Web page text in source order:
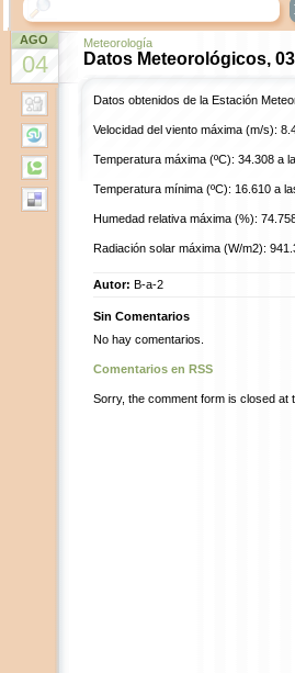
AGO
04
Meteorología
Datos Meteorológicos,
Datos obtenidos de la Estación
Velocidad del viento máxima (m/s):
Temperatura máxima (ºC): 34.308 a
Temperatura mínima (ºC): 16.610 a
Humedad relativa máxima (%): 74.758
Radiación solar máxima (W/m2):
Autor: B-a-2
Sin Comentarios
No hay comentarios.
Comentarios en RSS
Sorry, the comment form is closed at